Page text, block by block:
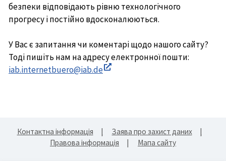
безпеки відповідають рівню технологічного
прогресу і постійно вдосконалюються.
У Вас є запитання чи коментарі щодо нашого сайту?
Тоді пишіть нам на адресу електронної пошти:
iab.internetbuero@iab.de
Контактна інформація
Заява про захист даних
Правова інформація
Мапа сайту